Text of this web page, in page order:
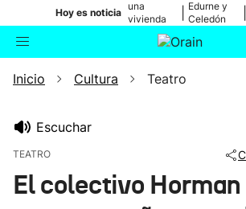
Hoy es noticia
una
vivienda
de Bilbao
Edurne y
Celedón
Buscador Actualidad
Inicio Cultura Teatro
Escuchar
TEATRO
El colectivo